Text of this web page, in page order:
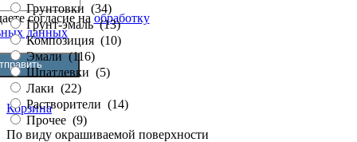
согласие наобработку
данных
Корзина
Грунтовки (34)
Грунт-эмаль(13)
Композиция (10)
Эмали(116)
Шпатлевки (5)
Лаки (22)
Растворители (14)
Прочее (9)
По виду окрашиваемой поверхности